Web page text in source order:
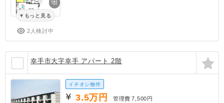
もっと見る
2人検討中
幸手市大字幸手 アパート 2階
イチオシ物件
3.5万円 管理費 7,500円